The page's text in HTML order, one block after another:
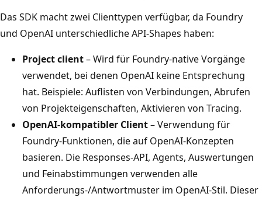
Das SDK macht zwei Clienttypen verfügbar, da Foundry
und OpenAI unterschiedliche API-Shapes haben:
Project client– Wird für Foundry-native Vorgänge
verwendet, bei denen OpenAI keine Entsprechung
hat. Beispiele: Auflisten von Verbindungen, Abrufen
von Projekteigenschaften, Aktivieren von Tracing.
OpenAI-kompatibler Client– Verwendung für
Foundry-Funktionen, die auf OpenAI-Konzepten
basieren. Die Responses-API, Agents, Auswertungen
und Feinabstimmungen verwenden alle
Anforderungs-/Antwortmuster im OpenAI-Stil. Dieser